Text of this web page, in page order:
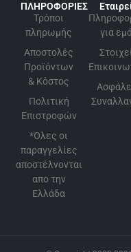
ΠΛΗΡΟΦΟΡΙΕΣ
Τρόποι
πληρωμής
Αποστολές
Προϊόντων
& Κόστος
Πολιτική
Επιστροφών
*Όλες οι
παραγγελίες
αποστέλνονται
απο την
Ελλάδα
για